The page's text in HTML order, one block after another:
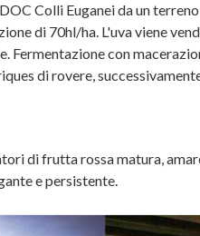
Colli Euganei da un
di 70hl/ha. L'uva viene
Fermentazione con
di rovere,
di frutta rossa matura,
e persistente.